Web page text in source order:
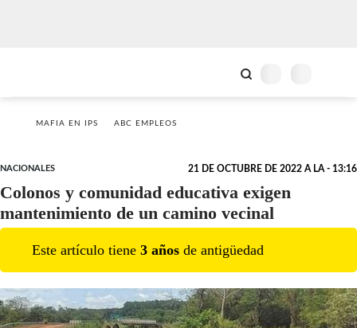
MAFIA EN IPS ABC EMPLEOS
NACIONALES 21 DE OCTUBRE DE 2022 A LA - 13:16
Colonos y comunidad educativa exigen
mantenimiento de un camino vecinal
Este artículo tiene 3 años de antigüedad